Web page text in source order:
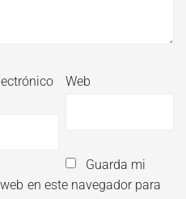
Web
Guarda mi
en este navegador para